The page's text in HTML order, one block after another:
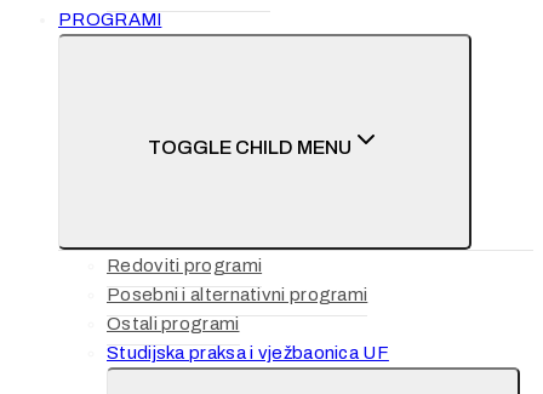
PROGRAMI
TOGGLE CHILD MENU
Redoviti programi
Posebni i alternativni programi
Ostali programi
Studijska praksa i vježbaonica UF